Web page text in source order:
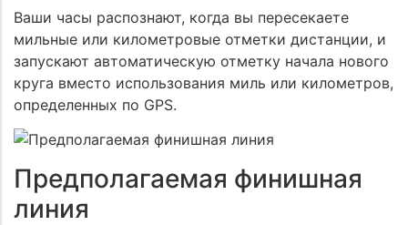
Ваши часы распознают, когда вы пересекаете
мильные или километровые отметки дистанции, и
запускают автоматическую отметку начала нового
круга вместо использования миль или километров,
определенных по GPS.
Предполагаемая финишная
линия